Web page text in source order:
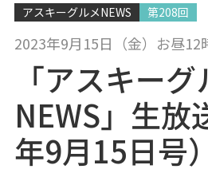
アスキーグルメNEWS 第208回
2023年9月15日（金）お昼12
「アスキーグ
NEWS」生放
年9月15日号）